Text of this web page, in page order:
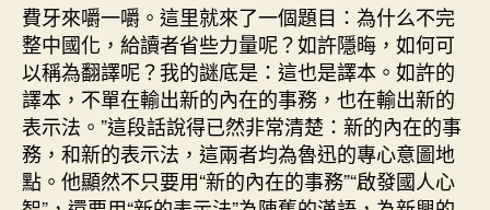
費牙來嚼一嚼。這里就來了一個題目：為什么不完
整中國化，給讀者省些力量呢？如許隱晦，如何可
以稱為翻譯呢？我的謎底是：這也是譯本。如許的
譯本，不單在輸出新的內在的事務，也在輸出新的
表示法。”這段話說得已然非常清楚：新的內在的事
務，和新的表示法，這兩者均為魯迅的專心意圖地
點。他顯然不只要用“新的內在的事務”“啟發國人心